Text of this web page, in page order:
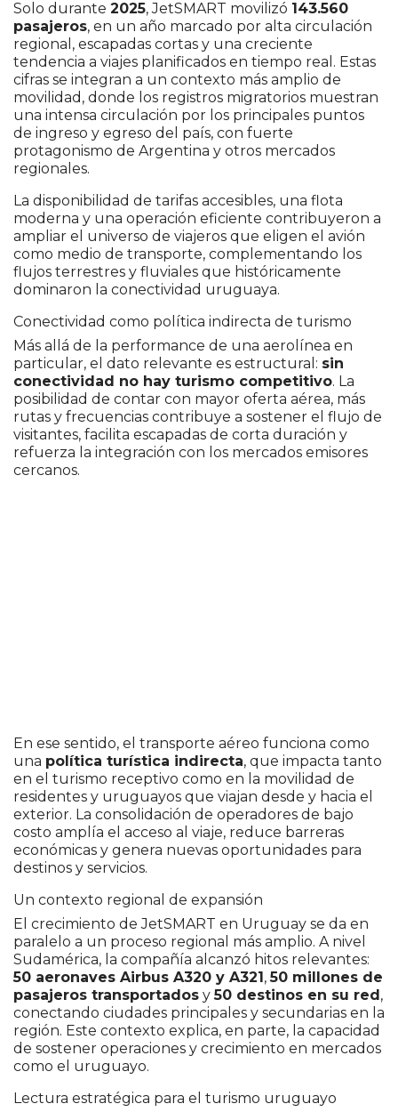
Solo durante 2025, JetSMART movilizó 143.560
pasajeros, en un año marcado por alta circulación
regional, escapadas cortas y una creciente
tendencia a viajes planificados en tiempo real. Estas
cifras se integran a un contexto más amplio de
movilidad, donde los registros migratorios muestran
una intensa circulación por los principales puntos
de ingreso y egreso del país, con fuerte
protagonismo de Argentina y otros mercados
regionales.
La disponibilidad de tarifas accesibles, una flota
moderna y una operación eficiente contribuyeron a
ampliar el universo de viajeros que eligen el avión
como medio de transporte, complementando los
flujos terrestres y fluviales que históricamente
dominaron la conectividad uruguaya.
Conectividad como política indirecta de turismo
Más allá de la performance de una aerolínea en
particular, el dato relevante es estructural: sin
conectividad no hay turismo competitivo. La
posibilidad de contar con mayor oferta aérea, más
rutas y frecuencias contribuye a sostener el flujo de
visitantes, facilita escapadas de corta duración y
refuerza la integración con los mercados emisores
cercanos.
En ese sentido, el transporte aéreo funciona como
una política turística indirecta, que impacta tanto
en el turismo receptivo como en la movilidad de
residentes y uruguayos que viajan desde y hacia el
exterior. La consolidación de operadores de bajo
costo amplía el acceso al viaje, reduce barreras
económicas y genera nuevas oportunidades para
destinos y servicios.
Un contexto regional de expansión
El crecimiento de JetSMART en Uruguay se da en
paralelo a un proceso regional más amplio. A nivel
Sudamérica, la compañía alcanzó hitos relevantes:
50 aeronaves Airbus A320 y A321,50 millones de
pasajeros transportados y50 destinos en su red,
conectando ciudades principales y secundarias en la
región. Este contexto explica, en parte, la capacidad
de sostener operaciones y crecimiento en mercados
como el uruguayo.
Lectura estratégica para el turismo uruguayo